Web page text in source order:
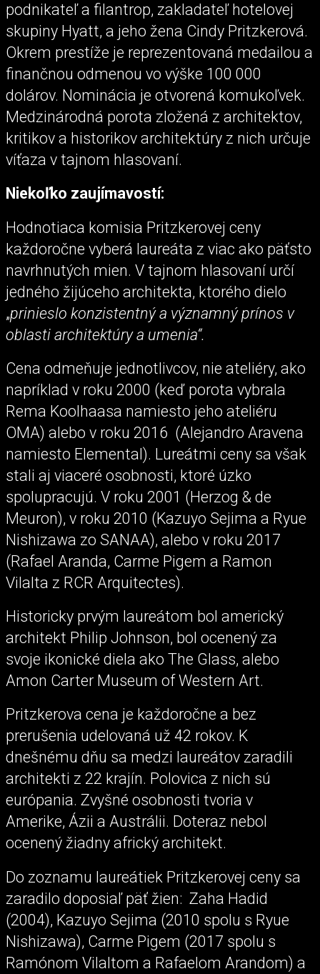
podnikateľ a filantrop, zakladateľ hotelovej
skupiny Hyatt, a jeho žena Cindy Pritzkerová.
Okrem prestíže je reprezentovaná medailou a
finančnou odmenou vo výške 100 000
dolárov. Nominácia je otvorená komukoľvek.
Medzinárodná porota zložená z architektov,
kritikov a historikov architektúry z nich určuje
víťaza v tajnom hlasovaní.
Niekoľko zaujímavostí:
Hodnotiaca komisia Pritzkerovej ceny
každoročne vyberá laureáta z viac ako päťsto
navrhnutých mien. V tajnom hlasovaní určí
jedného žijúceho architekta, ktorého dielo
„prinieslo konzistentný a významný prínos v
oblasti architektúry a umenia“.
Cena odmeňuje jednotlivcov, nie ateliéry, ako
napríklad v roku 2000 (keď porota vybrala
Rema Koolhaasa namiesto jeho ateliéru
OMA) alebo v roku 2016 (Alejandro Aravena
namiesto Elemental). Lureátmi ceny sa však
stali aj viaceré osobnosti, ktoré úzko
spolupracujú. V roku 2001 (Herzog & de
Meuron), v roku 2010 (Kazuyo Sejima a Ryue
Nishizawa zo SANAA), alebo v roku 2017
(Rafael Aranda, Carme Pigem a Ramon
Vilalta z RCR Arquitectes).
Historicky prvým laureátom bol americký
architekt Philip Johnson, bol ocenený za
svoje ikonické diela ako The Glass, alebo
Amon Carter Museum of Western Art.
Pritzkerova cena je každoročne a bez
prerušenia udelovaná už 42 rokov. K
dnešnému dňu sa medzi laureátov zaradili
architekti z 22 krajín. Polovica z nich sú
európania. Zvyšné osobnosti tvoria v
Amerike, Ázii a Austrálii. Doteraz nebol
ocenený žiadny africký architekt.
Do zoznamu laureátiek Pritzkerovej ceny sa
zaradilo doposiaľ päť žien: Zaha Hadid
(2004), Kazuyo Sejima (2010 spolu s Ryue
Nishizawa), Carme Pigem (2017 spolu s
Ramónom Vilaltom a Rafaelom Arandom) a